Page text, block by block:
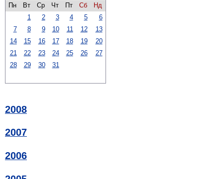
Пн
Вт Ср Чт Пт Сб
Нд
1
2 3 4 5
6
7
8 9 10 11 12
13
14
15 16 17 18 19
20
21
22 23 24 25 26
27
28
29 30 31
2008
2007
2006